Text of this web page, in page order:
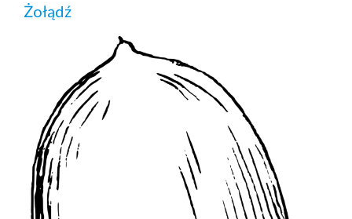
Żołądź